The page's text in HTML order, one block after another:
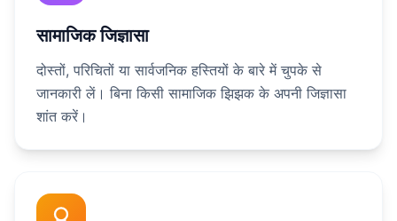
सामाजिक जिज्ञासा
दोस्तों, परिचितों या सार्वजनिक हस्तियों के बारे में चुपके से
जानकारी लें। बिना किसी सामाजिक झिझक के अपनी जिज्ञासा
शांत करें।